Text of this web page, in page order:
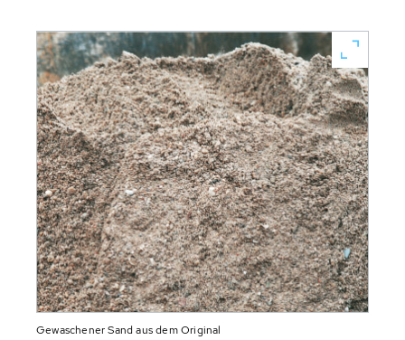
Gewaschener Sand aus dem Original